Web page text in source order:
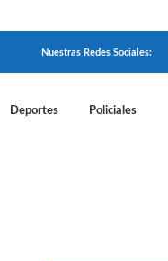
Nuestras Redes Sociales:
Deportes Policiales